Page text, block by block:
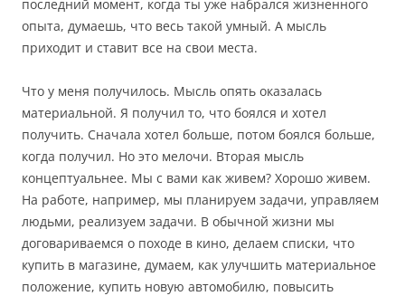
последний момент, когда ты уже набрался жизненного
опыта, думаешь, что весь такой умный. А мысль
приходит и ставит все на свои места.
Что у меня получилось. Мысль опять оказалась
материальной. Я получил то, что боялся и хотел
получить. Сначала хотел больше, потом боялся больше,
когда получил. Но это мелочи. Вторая мысль
концептуальнее. Мы с вами как живем? Хорошо живем.
На работе, например, мы планируем задачи, управляем
людьми, реализуем задачи. В обычной жизни мы
договариваемся о походе в кино, делаем списки, что
купить в магазине, думаем, как улучшить материальное
положение, купить новую автомобилю, повысить